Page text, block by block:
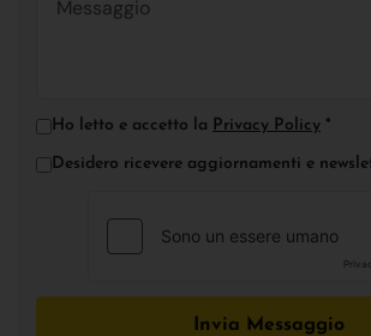
Ho letto e accetto la Privacy Policy *
Desidero ricevere aggiornamenti e
Invia Messaggio